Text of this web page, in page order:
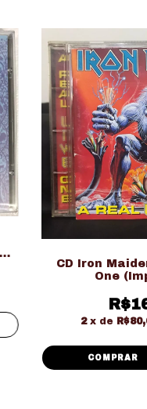
CD Iron
One
2 x de